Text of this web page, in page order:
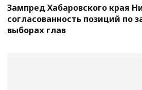
Зампред Хабаровского края
согласованность позиций по
выборах глав